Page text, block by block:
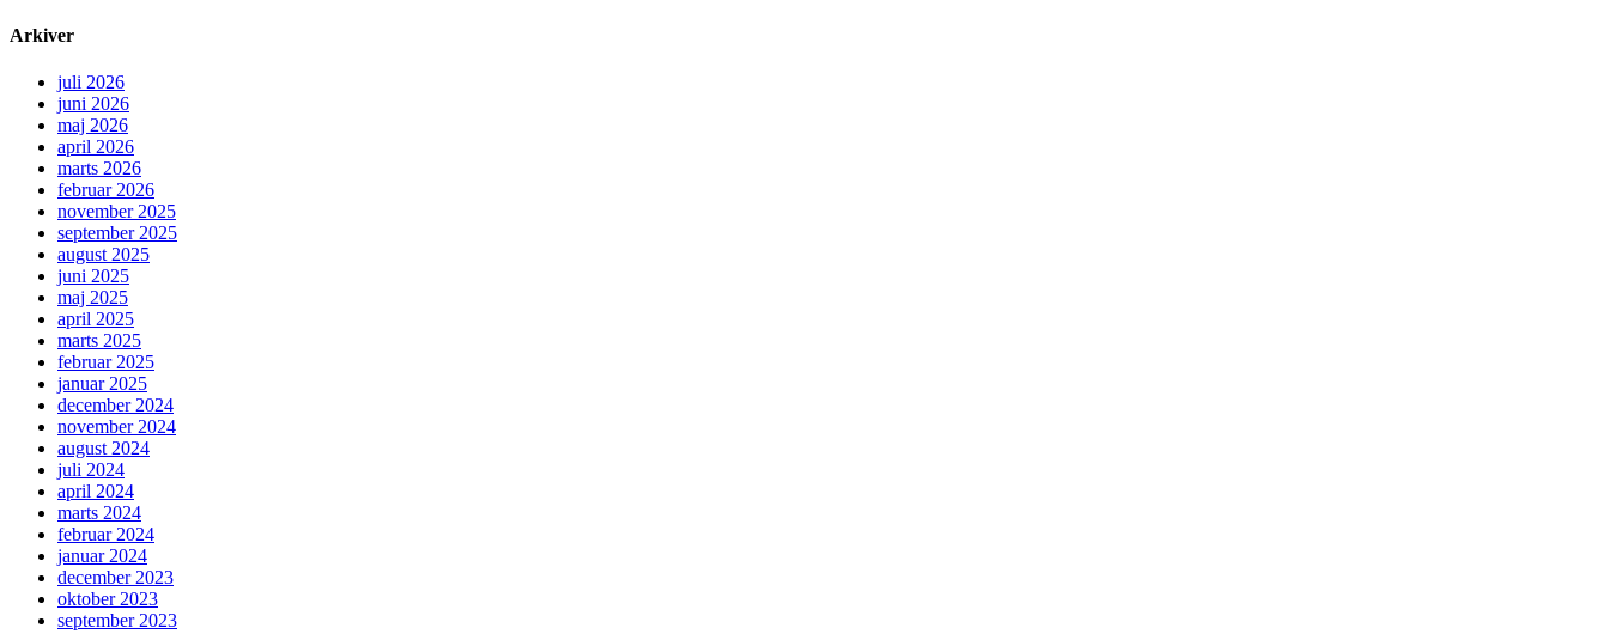
Arkiver
juli 2026
juni 2026
maj 2026
april 2026
marts 2026
februar 2026
november 2025
september 2025
august 2025
juni 2025
maj 2025
april 2025
marts 2025
februar 2025
januar 2025
december 2024
november 2024
august 2024
juli 2024
april 2024
marts 2024
februar 2024
januar 2024
december 2023
oktober 2023
september 2023